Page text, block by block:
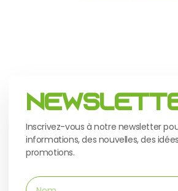
Inscrivez-vous à notre newsletter
informations, des nouvelles, des
promotions.